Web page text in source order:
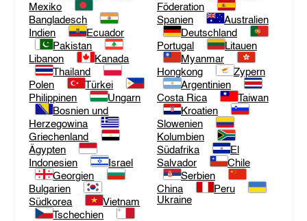
Mexiko
Bangladesch
Indien
Ecuador
Pakistan
Libanon
Kanada
Thailand
Polen
Türkei
Philippinen
Ungarn
Bosnien und
Herzegowina
Griechenland
Ägypten
Indonesien
Israel
Georgien
Bulgarien
Südkorea
Vietnam
Tschechien
Föderation
Spanien
Australien
Deutschland
Portugal
Litauen
Myanmar
Hongkong
Zypern
Argentinien
Costa Rica
Taiwan
Kroatien
Slowenien
Kolumbien
Südafrika
El
Salvador
Chile
Serbien
China
Peru
Ukraine